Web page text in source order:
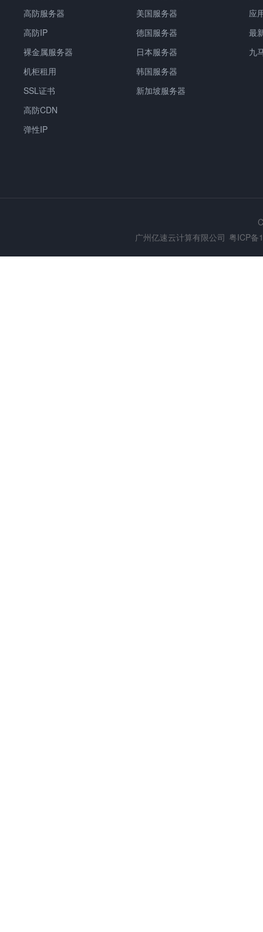
高防服务器
高防IP
裸金属服务器
机柜租用
SSL证书
高防CDN
弹性IP
美国服务器
德国服务器
日本服务器
韩国服务器
新加坡服务器
应
最
九
广州亿速云计算有限公司 粤ICP备